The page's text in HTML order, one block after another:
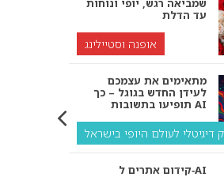
עד הדלת
אופנה וסטיילינג
מתאימים את עצמכם
לעידן החדש בגוגל – כך
תופיעו בתשובות AI
דיגיטלי לעולם היופי בישראל
קידום אתרים ל‑AI